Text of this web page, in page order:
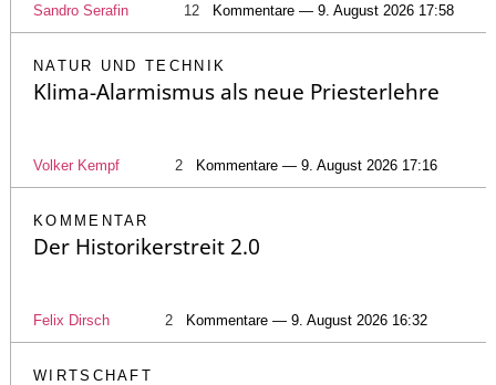
Sandro Serafin 12 Kommentare — 9. August 2026 17:58
NATUR UND TECHNIK
Klima-Alarmismus als neue Priesterlehre
Volker Kempf 2 Kommentare — 9. August 2026 17:16
KOMMENTAR
Der Historikerstreit 2.0
Felix Dirsch 2 Kommentare — 9. August 2026 16:32
WIRTSCHAFT